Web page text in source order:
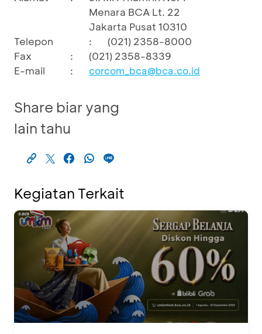
Menara BCA Lt. 22
Jakarta Pusat 10310
Telepon
:
(021) 2358-8000
Fax
:
(021) 2358-8339
E-mail
: corcom_bca@bca.co.id
Share biar yang
lain tahu
Kegiatan Terkait